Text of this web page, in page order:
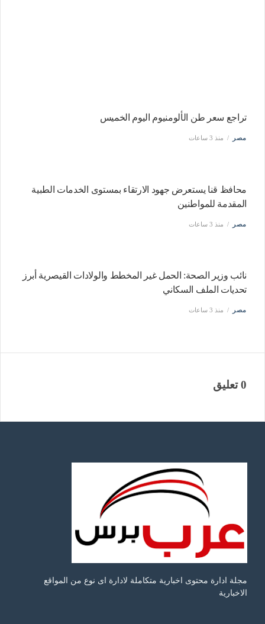
تراجع سعر طن الألومنيوم اليوم الخميس
مصر منذ 3 ساعات
محافظ قنا يستعرض جهود الارتقاء بمستوى الخدمات الطبية
المقدمة للمواطنين
مصر منذ 3 ساعات
نائب وزير الصحة: الحمل غير المخطط والولادات القيصرية أبرز
تحديات الملف السكاني
مصر منذ 3 ساعات
0 تعليق
مجلة ادارة محتوى اخبارية متكاملة لادارة اى نوع من المواقع
الاخبارية